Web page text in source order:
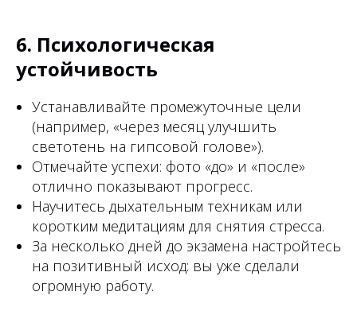
6. Психологическая
устойчивость
Устанавливайте промежуточные цели
(например, «через месяц улучшить
светотень на гипсовой голове»).
Отмечайте успехи: фото «до» и «после»
отлично показывают прогресс.
Научитесь дыхательным техникам или
коротким медитациям для снятия стресса.
За несколько дней до экзамена настройтесь
на позитивный исход: вы уже сделали
огромную работу.